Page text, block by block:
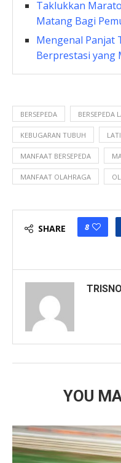
Taklukkan
Matang Bagi
Mengenal Panjat
Berprestasi yang
BERSEPEDA BERSEPEDA
KEBUGARAN TUBUH
MANFAAT BERSEPEDA
MANFAAT OLAHRAGA
SHARE 8
YOU